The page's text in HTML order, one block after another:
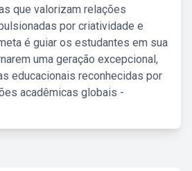
que valorizam relações
por criatividade e
é guiar os estudantes em sua
uma geração excepcional,
educacionais reconhecidas por
acadêmicas globais -